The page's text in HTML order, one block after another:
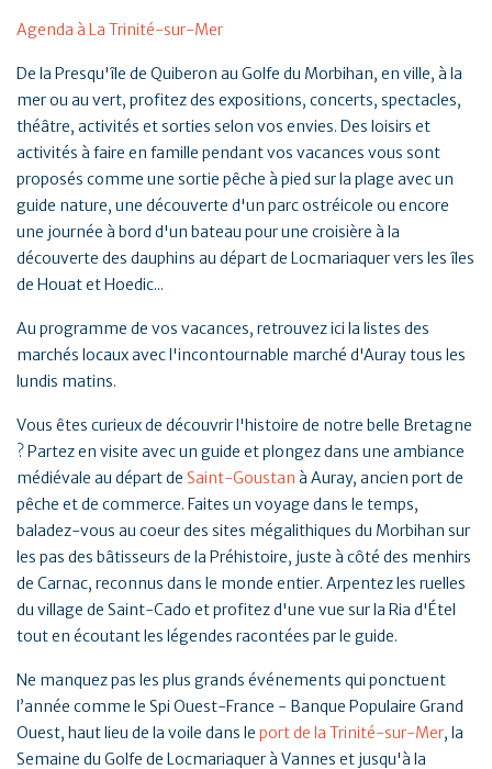
Agenda à La Trinité-sur-Mer
De la Presqu'île de Quiberon au Golfe du Morbihan, en ville, à la
mer ou au vert, profitez des expositions, concerts, spectacles,
théâtre, activités et sorties selon vos envies. Des loisirs et
activités à faire en famille pendant vos vacances vous sont
proposés comme une sortie pêche à pied sur la plage avec un
guide nature, une découverte d'un parc ostréicole ou encore
une journée à bord d'un bateau pour une croisière à la
découverte des dauphins au départ de Locmariaquer vers les îles
de Houat et Hoedic...
Au programme de vos vacances, retrouvez ici la listes des
marchés locaux avec l'incontournable marché d'Auray tous les
lundis matins.
Vous êtes curieux de découvrir l'histoire de notre belle Bretagne
? Partez en visite avec un guide et plongez dans une ambiance
médiévale au départ de Saint-Goustan à Auray, ancien port de
pêche et de commerce. Faites un voyage dans le temps,
baladez-vous au coeur des sites mégalithiques du Morbihan sur
les pas des bâtisseurs de la Préhistoire, juste à côté des menhirs
de Carnac, reconnus dans le monde entier. Arpentez les ruelles
du village de Saint-Cado et profitez d'une vue sur la Ria d'Étel
tout en écoutant les légendes racontées par le guide.
Ne manquez pas les plus grands événements qui ponctuent
l’année comme le Spi Ouest-France - Banque Populaire Grand
Ouest, haut lieu de la voile dans le port de la Trinité-sur-Mer, la
Semaine du Golfe de Locmariaquer à Vannes et jusqu'à la